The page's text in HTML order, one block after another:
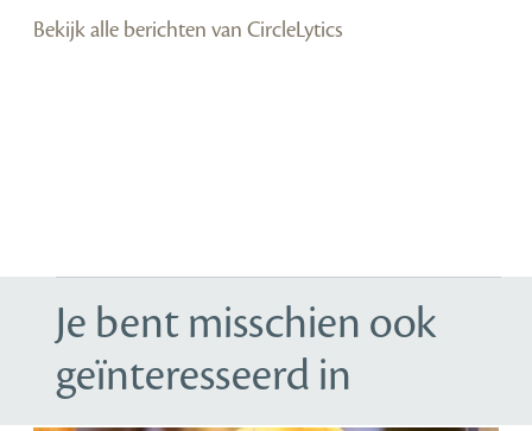
Bekijk alle berichten van CircleLytics
Je bent misschien ook
geïnteresseerd in